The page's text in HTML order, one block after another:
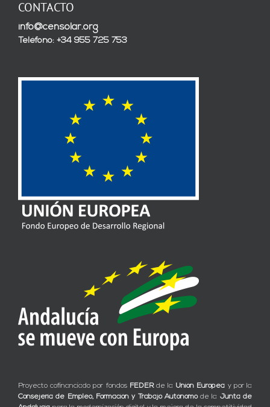
CONTACTO
info@censolar.org
Teléfono: +34 955 725 753
Proyecto cofinanciado por fondos FEDERde la Unión Europea y por la
Consejería de Empleo, Formación y Trabajo Autónomode la Junta de